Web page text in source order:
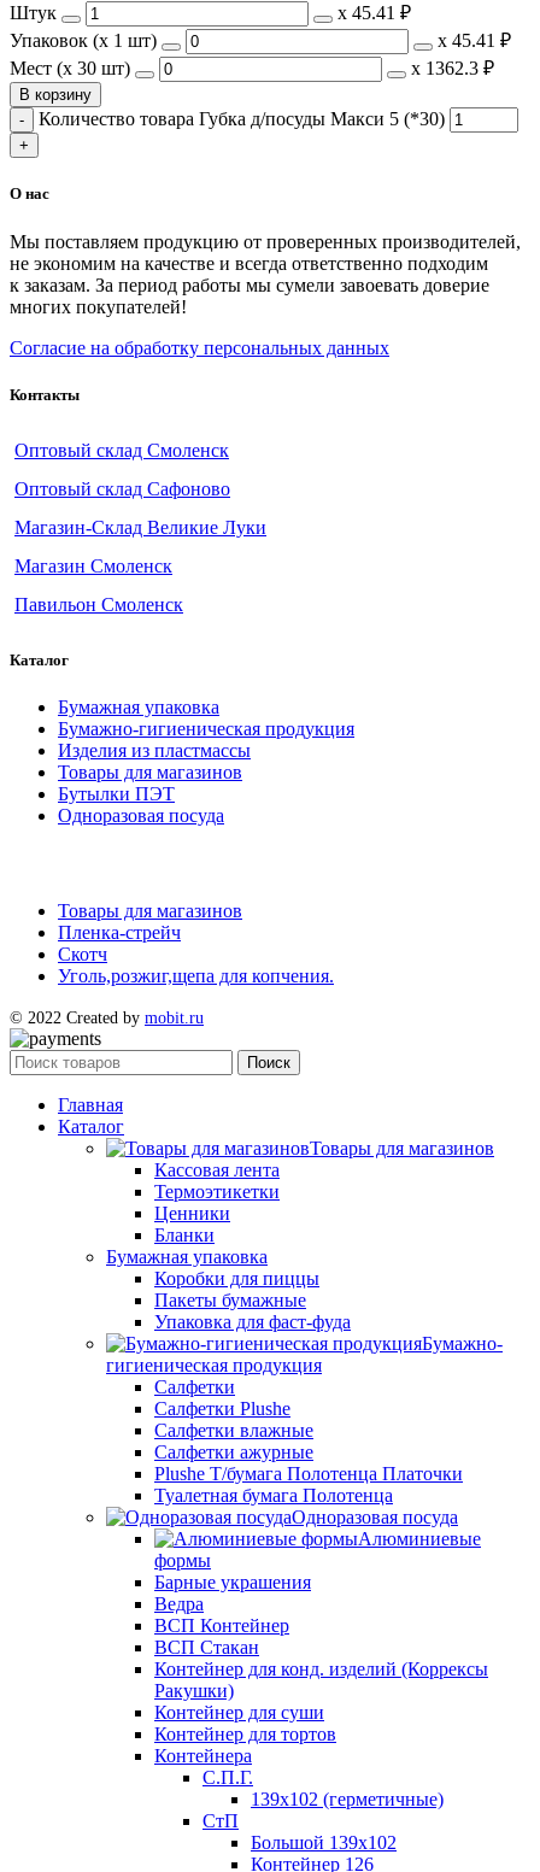
Штук
х 45.41 ₽
Упаковок (x 1 шт)
х 45.41 ₽
Мест (x 30 шт)
х 1362.3 ₽
В корзину
Количество товара Губка д/посуды Макси 5 (*30)
О нас
Мы поставляем продукцию от проверенных производителей,
не экономим на качестве и всегда ответственно подходим
к заказам. За период работы мы сумели завоевать доверие
многих покупателей!
Согласие на обработку персональных данных
Контакты
Оптовый склад Смоленск
Оптовый склад Сафоново
Магазин-Склад Великие Луки
Магазин Смоленск
Павильон Смоленск
Каталог
Бумажная упаковка
Бумажно-гигиеническая продукция
Изделия из пластмассы
Товары для магазинов
Бутылки ПЭТ
Одноразовая посуда
Товары для магазинов
Пленка-стрейч
Скотч
Уголь,розжиг,щепа для копчения.
© 2022 Created by mobit.ru
Поиск
Главная
Каталог
Товары для магазинов
Кассовая лента
Термоэтикетки
Ценники
Бланки
Бумажная упаковка
Коробки для пиццы
Пакеты бумажные
Упаковка для фаст-фуда
Бумажно-
гигиеническая продукция
Салфетки
Салфетки Plushe
Салфетки влажные
Салфетки ажурные
Plushe Т/бумага Полотенца Платочки
Туалетная бумага Полотенца
Одноразовая посуда
Алюминиевые
формы
Барные украшения
Ведра
ВСП Контейнер
ВСП Стакан
Контейнер для конд. изделий (Коррексы
Ракушки)
Контейнер для суши
Контейнер для тортов
Контейнера
С.П.Г.
139х102 (герметичные)
СтП
Большой 139х102
Контейнер 126